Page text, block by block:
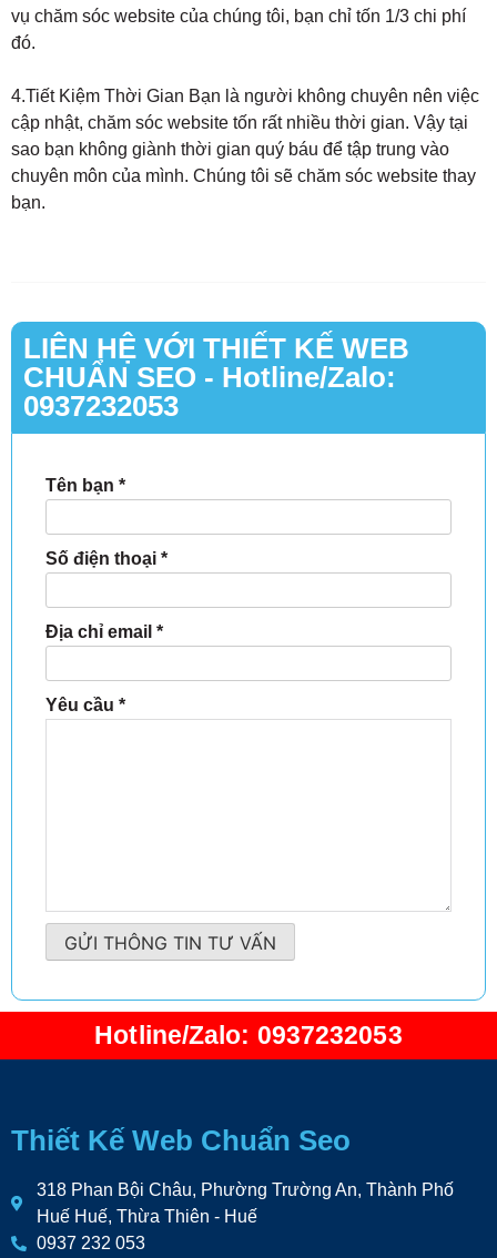
vụ chăm sóc website của chúng tôi, bạn chỉ tốn 1/3 chi phí
đó.
4.Tiết Kiệm Thời Gian Bạn là người không chuyên nên việc
cập nhật, chăm sóc website tốn rất nhiều thời gian. Vậy tại
sao bạn không giành thời gian quý báu để tập trung vào
chuyên môn của mình. Chúng tôi sẽ chăm sóc website thay
bạn.
LIÊN HỆ VỚI THIẾT KẾ WEB
CHUẨN SEO - Hotline/Zalo:
0937232053
Tên bạn *
Số điện thoại *
Địa chỉ email *
Yêu cầu *
GỬI THÔNG TIN TƯ VẤN
Hotline/Zalo: 0937232053
Thiết Kế Web Chuẩn Seo
318 Phan Bội Châu, Phường Trường An, Thành Phố
Huế Huế, Thừa Thiên - Huế
0937 232 053